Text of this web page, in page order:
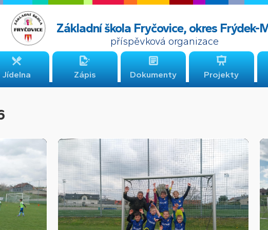
Základní škola Fryčovice, okres Frýdek-
příspěvková organizace
Jídelna Zápis Dokumenty Projekty